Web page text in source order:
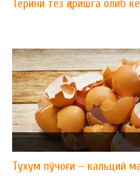
Терини тез қаришга олиб
Тухум пўчоғи – кальций